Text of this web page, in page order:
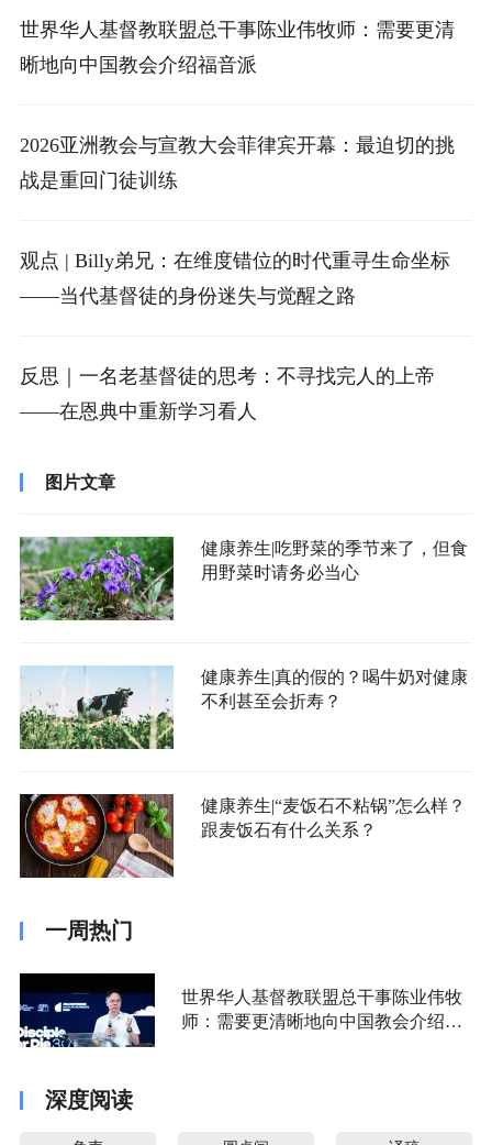
世界华人基督教联盟总干事陈业伟牧师：需要更清
晰地向中国教会介绍福音派
2026亚洲教会与宣教大会菲律宾开幕：最迫切的挑
战是重回门徒训练
观点 | Billy弟兄：在维度错位的时代重寻生命坐标
——当代基督徒的身份迷失与觉醒之路
反思｜一名老基督徒的思考：不寻找完人的上帝
——在恩典中重新学习看人
图片文章
健康养生|吃野菜的季节来了，但食
用野菜时请务必当心
健康养生|真的假的？喝牛奶对健康
不利甚至会折寿？
健康养生|“麦饭石不粘锅”怎么样？
跟麦饭石有什么关系？
一周热门
世界华人基督教联盟总干事陈业伟牧
师：需要更清晰地向中国教会介绍福
深度阅读